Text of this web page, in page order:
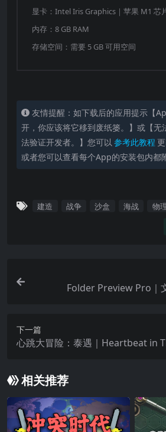
自制的MOD。
自定义组件
通过结合各种类型的弹头、引
驾束、激光指示器、推进器、
头、浮力舱和螺旋桨，您可以
弹、炸弹、深水炸药和鱼雷。
机、弹头类型、弹药箱和辅助
和追踪，以及本地武器控制器
分或全部功能。从完全由人工
不到。
用曲轴、汽缸、汽化器、机械
电器既可以用作备用供能，也
量。
您可以使用类似的系统制造反
想试试能够轻松劈开巨型战舰
显卡：Intel Iris Graphics｜苹果 M1 芯
内存：8 GB RAM
存储空间：需要 5 GB 可用空间
友情提醒：如下载后的应用提示【
开，你应该将它移到废纸篓。】或【
法验证开发者。】您可以 参考此教程
或者您可以查看每个App的安装包内都
建造 战争 沙盒 海战 物
Folder Preview Pro｜
下一篇
心跳大冒险：泰遇｜Heartbeat in
相关推荐